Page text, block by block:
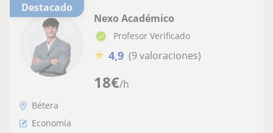
Destacado
18€/h
Nexo Académico
Profesor Verificado
★ 4,9 (9 valoraciones)
Bétera
Economía